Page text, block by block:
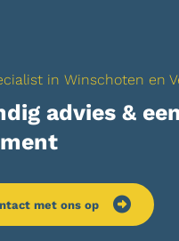
in Winschoten en
advies &
met ons op